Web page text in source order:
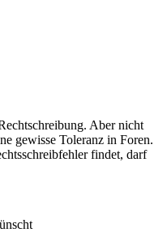
Aber nicht
gewisse Toleranz in Foren.
findet, darf